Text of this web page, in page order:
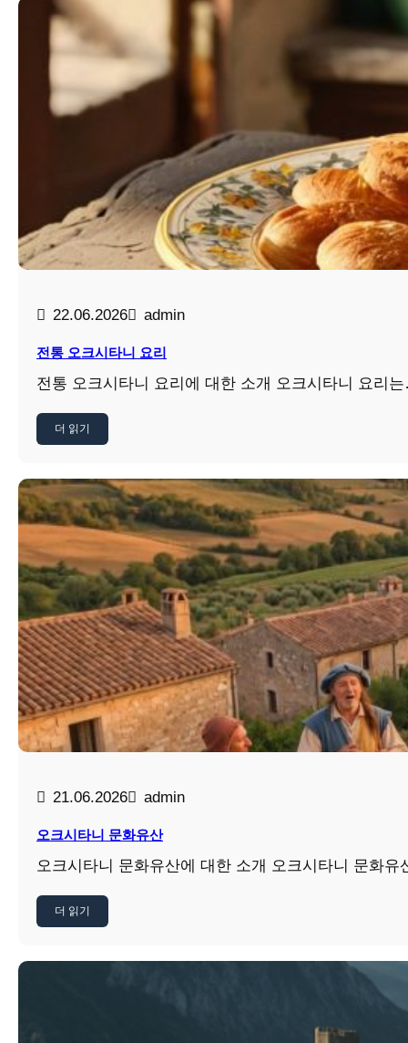
22.06.2026 admin
전통 오크시타니 요리
전통 오크시타니 요리에 대한 소개 오크시타니 요리
더 읽기
21.06.2026 admin
오크시타니 문화유산
오크시타니 문화유산에 대한 소개 오크시타니 문화
더 읽기